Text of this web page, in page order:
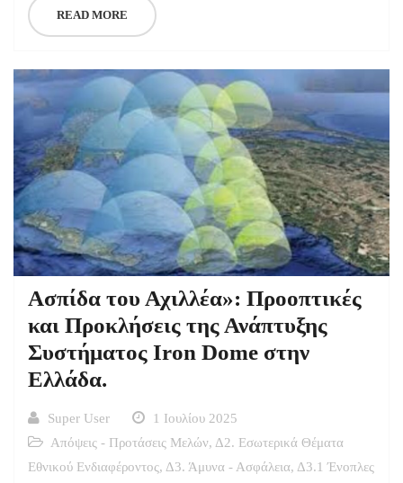
READ MORE
Ασπίδα του Αχιλλέα»: Προοπτικές
και Προκλήσεις της Ανάπτυξης
Συστήματος Iron Dome στην
Ελλάδα.
Super User
1 Ιουλίου 2025
Απόψεις - Προτάσεις Μελών, Δ2. Εσωτερικά Θέματα
Εθνικού Ενδιαφέροντος, Δ3. Άμυνα - Ασφάλεια, Δ3.1 Ένοπλες